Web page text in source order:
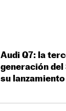
Audi Q7: la
generación
su lanzamiento